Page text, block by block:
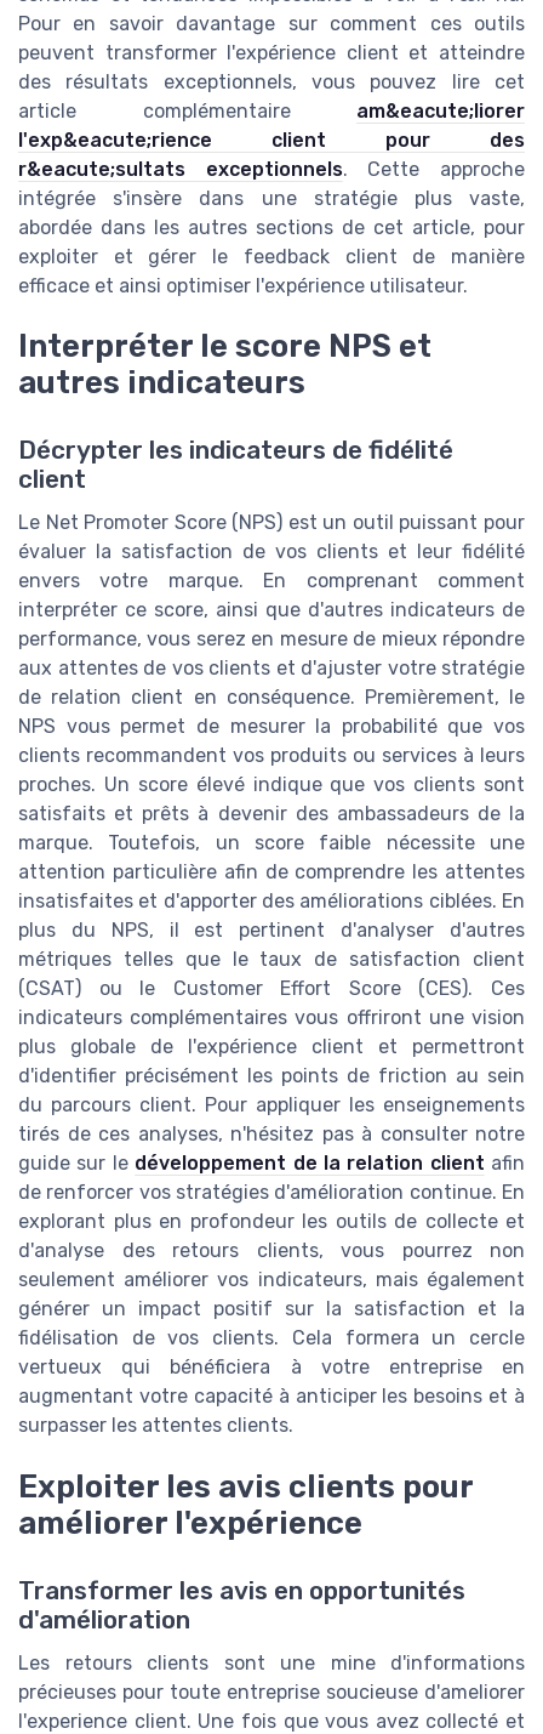
Pour en savoir davantage sur comment ces outils
peuvent transformer l'expérience client et atteindre
des résultats exceptionnels, vous pouvez lire cet
article complémentaire am&eacute;liorer
l'exp&eacute;rience client pour des
r&eacute;sultats exceptionnels. Cette approche
intégrée s'insère dans une stratégie plus vaste,
abordée dans les autres sections de cet article, pour
exploiter et gérer le feedback client de manière
efficace et ainsi optimiser l'expérience utilisateur.
Interpréter le score NPS et
autres indicateurs
Décrypter les indicateurs de fidélité
client
Le Net Promoter Score (NPS) est un outil puissant pour
évaluer la satisfaction de vos clients et leur fidélité
envers votre marque. En comprenant comment
interpréter ce score, ainsi que d'autres indicateurs de
performance, vous serez en mesure de mieux répondre
aux attentes de vos clients et d'ajuster votre stratégie
de relation client en conséquence. Premièrement, le
NPS vous permet de mesurer la probabilité que vos
clients recommandent vos produits ou services à leurs
proches. Un score élevé indique que vos clients sont
satisfaits et prêts à devenir des ambassadeurs de la
marque. Toutefois, un score faible nécessite une
attention particulière afin de comprendre les attentes
insatisfaites et d'apporter des améliorations ciblées. En
plus du NPS, il est pertinent d'analyser d'autres
métriques telles que le taux de satisfaction client
(CSAT) ou le Customer Effort Score (CES). Ces
indicateurs complémentaires vous offriront une vision
plus globale de l'expérience client et permettront
d'identifier précisément les points de friction au sein
du parcours client. Pour appliquer les enseignements
tirés de ces analyses, n'hésitez pas à consulter notre
guide sur le développement de la relation client afin
de renforcer vos stratégies d'amélioration continue. En
explorant plus en profondeur les outils de collecte et
d'analyse des retours clients, vous pourrez non
seulement améliorer vos indicateurs, mais également
générer un impact positif sur la satisfaction et la
fidélisation de vos clients. Cela formera un cercle
vertueux qui bénéficiera à votre entreprise en
augmentant votre capacité à anticiper les besoins et à
surpasser les attentes clients.
Exploiter les avis clients pour
améliorer l'expérience
Transformer les avis en opportunités
d'amélioration
Les retours clients sont une mine d'informations
précieuses pour toute entreprise soucieuse d'ameliorer
l'experience client. Une fois que vous avez collecté et